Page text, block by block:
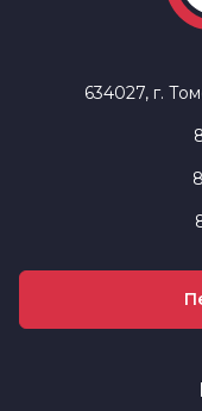
634027, г.